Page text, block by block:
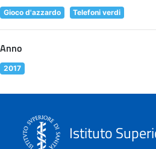
Gioco d'azzardo Telefoni verdi
Anno
2017
Istituto